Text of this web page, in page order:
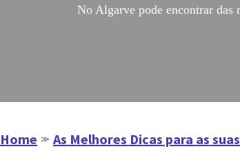
No Algarve pode encontrar das
Home ≫ As Melhores Dicas para as